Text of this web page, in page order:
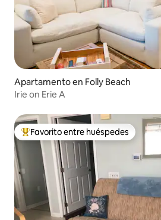
Apartamento en Folly Beach
Irie on Erie A
Favorito entre huéspedes preferido
Favorito entre huéspedes